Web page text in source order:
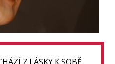
Z LÁSKY K SOBĚ